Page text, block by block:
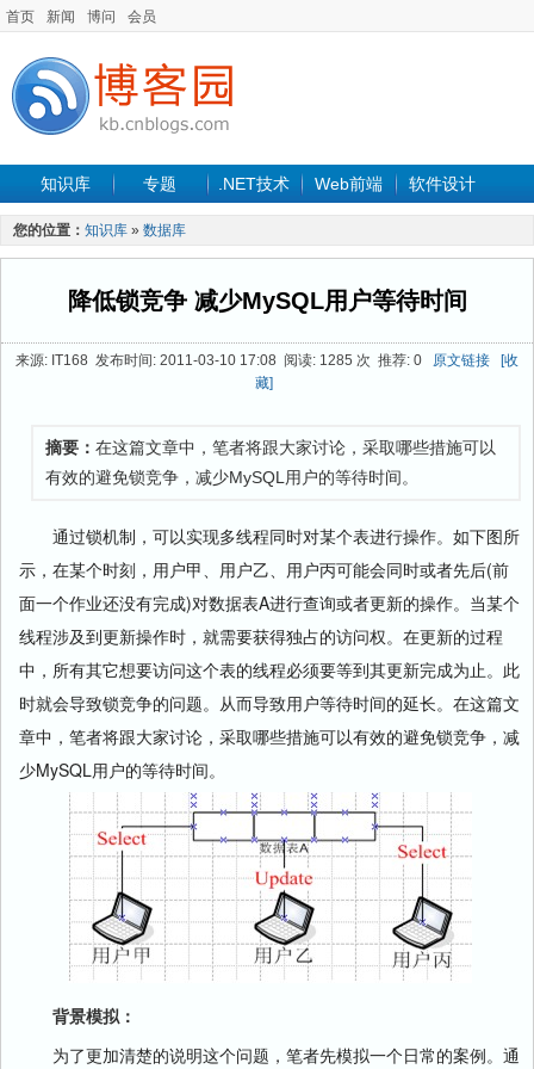
首页 新闻 博问 会员
知识库 专题 .NET技术 Web前端 软件设计
手机开发 软件工程
最新文章
您的位置： 知识库 » 数据库
降低锁竞争 减少MySQL用户等待时间
来源: IT168 发布时间: 2011-03-10 17:08 阅读: 1285 次 推荐: 0 原文链接
[收
藏]
摘要： 在这篇文章中，笔者将跟大家讨论，采取哪些措施可以
有效的避免锁竞争，减少MySQL用户的等待时间。
通过锁机制，可以实现多线程同时对某个表进行操作。如下图所
示，在某个时刻，用户甲、用户乙、用户丙可能会同时或者先后(前
面一个作业还没有完成)对数据表A进行查询或者更新的操作。当某个
线程涉及到更新操作时，就需要获得独占的访问权。在更新的过程
中，所有其它想要访问这个表的线程必须要等到其更新完成为止。此
时就会导致锁竞争的问题。从而导致用户等待时间的延长。在这篇文
章中，笔者将跟大家讨论，采取哪些措施可以有效的避免锁竞争，减
少MySQL用户的等待时间。
背景模拟：
为了更加清楚的说明这个问题，笔者先模拟一个日常的案例。通